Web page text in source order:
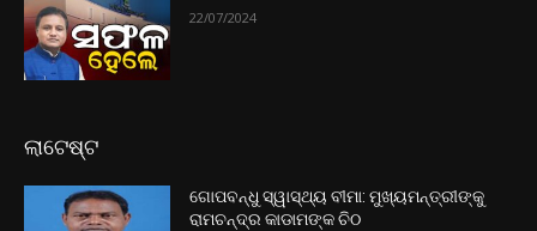
22/07/2024
ଲାଟେଷ୍ଟ
ଗୋପବନ୍ଧୁ ସ୍ୱାସ୍ଥ୍ୟ ବୀମା: ମୁଖ୍ୟମନ୍ତ୍ରୀଙ୍କୁ
ରାମଚନ୍ଦ୍ର କାଡାମଙ୍କ ଚିଠ